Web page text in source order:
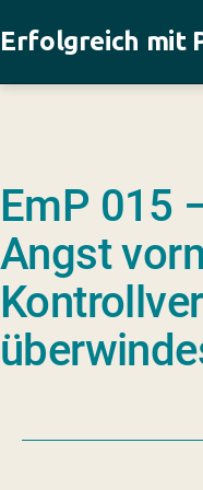
Inhalt
Erfolgreich mit
EmP 015
Angst